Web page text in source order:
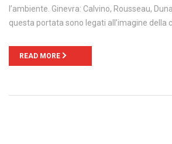
l’ambiente. Ginevra: Calvino, Rousseau,
questa portata sono legati all’imagine della
READ MORE